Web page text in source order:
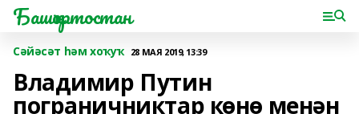
Башҡортостан
Сәйәсәт һәм хоҡуҡ 28 МАЯ 2019, 13:39
Владимир Путин
пограничниктар көнө менән